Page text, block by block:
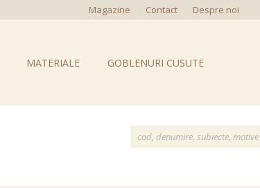
MATERIALE GOBLENURI CUSUTE
Magazine Contact Despre noi